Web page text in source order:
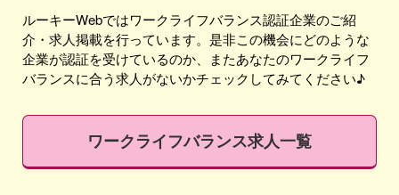
ルーキーWebではワークライフバランス認証企業のご紹
介・求人掲載を行っています。是非この機会にどのような
企業が認証を受けているのか、またあなたのワークライフ
バランスに合う求人がないかチェックしてみてください♪
ワークライフバランス求人一覧